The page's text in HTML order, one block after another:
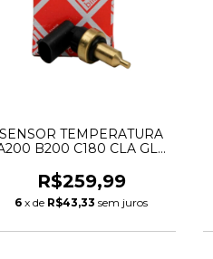
SENSOR TEMPERATURA
B200 C180 CLA GLA
A0009050600
A0041539728
A0999053700 68068747AB
R$259,99
6 x de R$43,33 sem juros